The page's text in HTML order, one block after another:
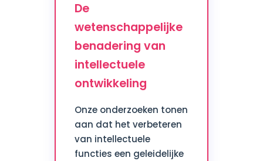
De
wetenschappelijke
benadering van
intellectuele
ontwikkeling
Onze onderzoeken tonen
aan dat het verbeteren
van intellectuele
functies een geleidelijke